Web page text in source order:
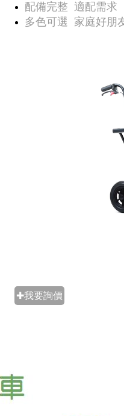
配備完整 適配需求
多色可選 家庭好朋
✚我要詢價